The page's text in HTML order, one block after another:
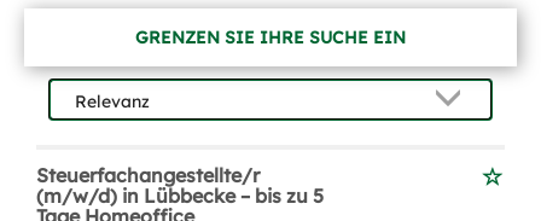
GRENZEN SIE IHRE SUCHE EIN
Steuerfachangestellte/r
(m/w/d) in Lübbecke – bis zu 5
Tage Homeoffice